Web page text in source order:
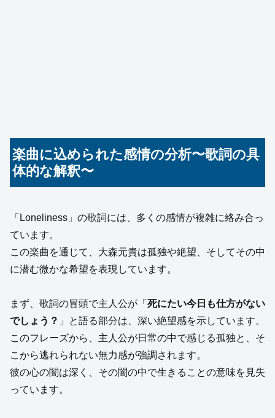
楽曲に込められた感情の分析〜歌詞の具
体的な解釈〜
「Loneliness」の歌詞には、多くの感情が複雑に絡み合っ
ています。
この楽曲を通じて、大森元貴は孤独や絶望、そしてその中
に潜む微かな希望を表現しています。
まず、歌詞の冒頭で主人公が「 死にたい今日も仕方がない
でしょう？ 」と語る部分は、深い絶望感を示しています。
このフレーズから、主人公が日常の中で感じる孤独と、そ
こから逃れられない無力感が強調されます。
彼の心の闇は深く、その闇の中で生きることの意味を見失
っています。